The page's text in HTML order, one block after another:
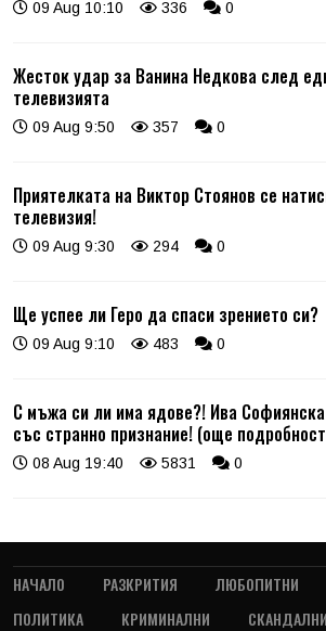
09 Aug 10:10 336 0
Жесток удар за Ванина Недкова след
телевизията
09 Aug 9:50 357 0
Приятелката на Виктор Стоянов се
телевизия!
09 Aug 9:30 294 0
Ще успее ли Геро да спаси зрението си?
09 Aug 9:10 483 0
С мъжа си ли има ядове?! Ива
със странно признание! (още
08 Aug 19:40 5831 0
НАЧАЛО РАЗКРИТИЯ ЛЮБОПИТНИ
ПОЛИТИКА
КРИМИНАЛНИ
СКАНДАЛНИ